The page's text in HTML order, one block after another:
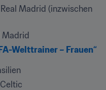
Madrid (inzwischen
Madrid
Welttrainer – Frauen“